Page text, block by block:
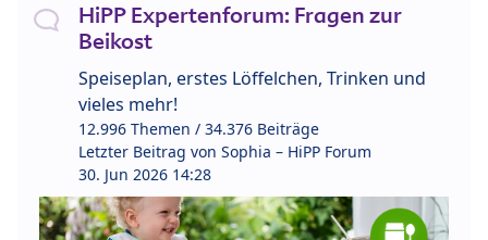
HiPP Expertenforum: Fragen zur
Beikost
Speiseplan, erstes Löffelchen, Trinken und
vieles mehr!
12.996 Themen / 34.376 Beiträge
Letzter Beitrag von Sophia – HiPP Forum
30. Jun 2026 14:28